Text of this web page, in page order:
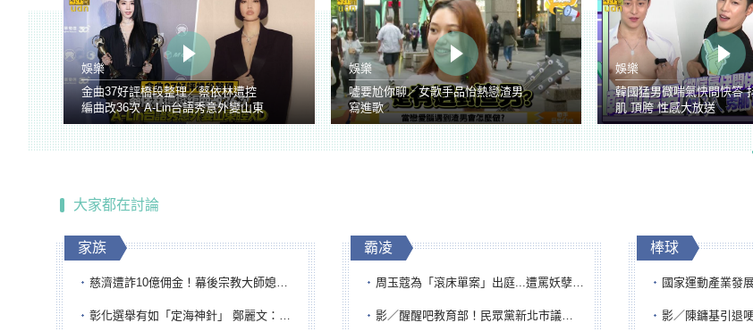
娛樂
金曲37好評橋段整理／蔡依林遭控
編曲改36次 A-Lin台語秀意外變山東
腔
娛樂
噓要尬你聊／女歌手品怡熱戀渣男
寫進歌
娛樂
韓國猛男微喘氣快問快答
肌 頂胯 性感大放送
大家都在討論
家族
慈濟遭詐10億佣金！幕後宗教大師媳婦獲100萬交保...快步奔離不發一語
彰化選舉有如「定海神針」 鄭麗文：傾全黨之力讓彰化贏
霸凌
周玉蔻為「滾床單案」出庭...遭罵妖孽下地獄 張淑娟批：舌頭殺人有罪
影／醒醒吧教育部！民眾黨新北市議員參選人提出校園反毒防線升級政見
棒球
國家運動產業發展中心
影／陳鏞基引退哽咽謝